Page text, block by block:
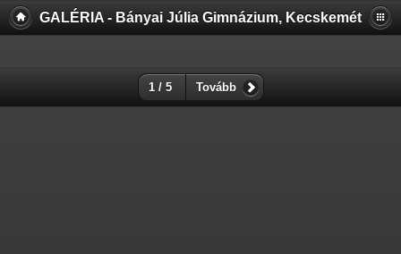
GALÉRIA - Bányai Júlia Gimnázium, Kecskemét
1 / 5 Tovább